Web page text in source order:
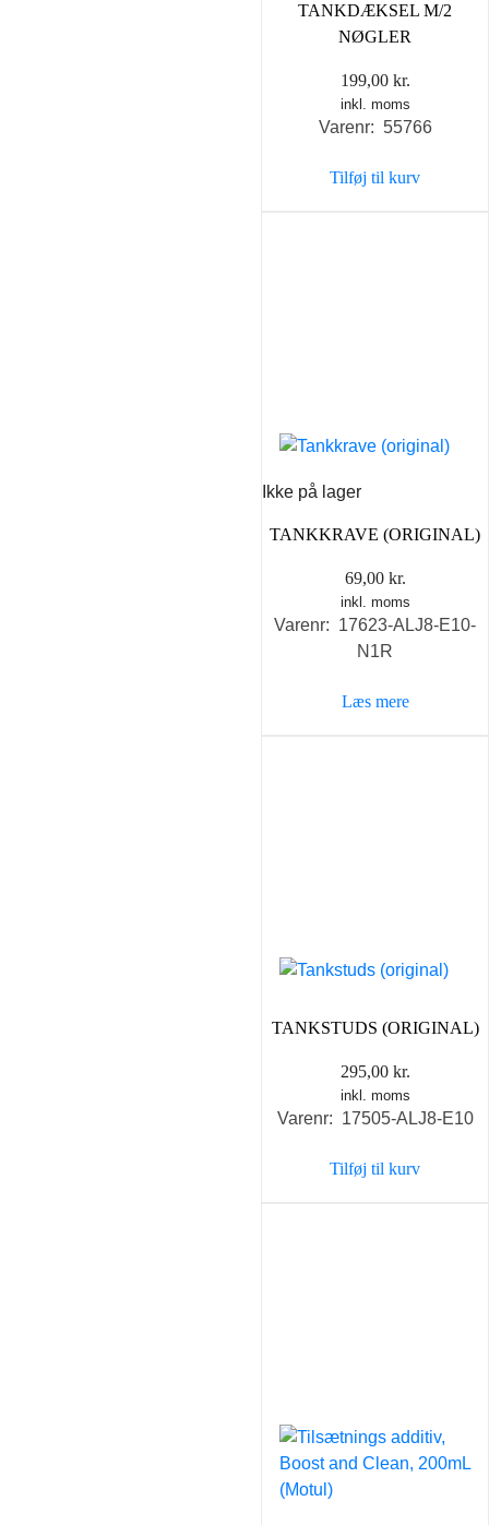
TANKDÆKSEL M/2
NØGLER
199,00 kr.
inkl. moms
Varenr: 55766
Tilføj til kurv
Ikke på lager
TANKKRAVE (ORIGINAL)
69,00 kr.
inkl. moms
Varenr: 17623-ALJ8-E10-
N1R
Læs mere
TANKSTUDS (ORIGINAL)
295,00 kr.
inkl. moms
Varenr: 17505-ALJ8-E10
Tilføj til kurv